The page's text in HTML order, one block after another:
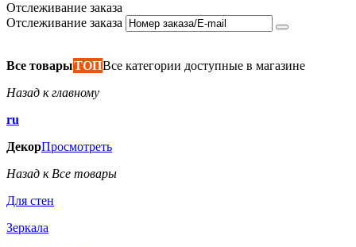
Отслеживание заказа
Отслеживание заказа
Все товарыТОПВсе категории доступные в магазине
Назад к главному
ru
ДекорПросмотреть
Назад к Все товары
Для стен
Зеркала